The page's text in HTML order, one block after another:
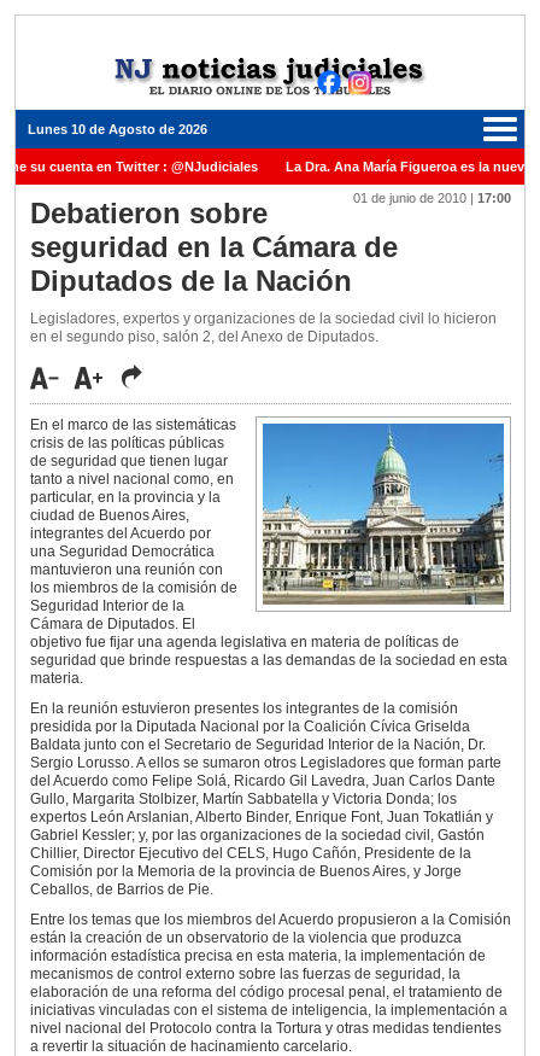
Lunes 10 de Agosto de 2026
su cuenta en Twitter : @NJudiciales La Dra. Ana María Figueroa es la nueva
Justicia de la Nación una medalla al Dr. Raul Zaffaroni en reconocimiento por su
Carles para cubrir vacante en la Corte Suprema de Justicia de la Nación
ante el Juez Daniel Rafecas
01 de junio de 2010 | 17:00
Debatieron sobre
seguridad en la Cámara de
Diputados de la Nación
Legisladores, expertos y organizaciones de la sociedad civil lo hicieron
en el segundo piso, salón 2, del Anexo de Diputados.
En el marco de las sistemáticas
crisis de las políticas públicas
de seguridad que tienen lugar
tanto a nivel nacional como, en
particular, en la provincia y la
ciudad de Buenos Aires,
integrantes del Acuerdo por
una Seguridad Democrática
mantuvieron una reunión con
los miembros de la comisión de
Seguridad Interior de la
Cámara de Diputados. El
objetivo fue fijar una agenda legislativa en materia de políticas de
seguridad que brinde respuestas a las demandas de la sociedad en esta
materia.
En la reunión estuvieron presentes los integrantes de la comisión
presidida por la Diputada Nacional por la Coalición Cívica Griselda
Baldata junto con el Secretario de Seguridad Interior de la Nación, Dr.
Sergio Lorusso. A ellos se sumaron otros Legisladores que forman parte
del Acuerdo como Felipe Solá, Ricardo Gil Lavedra, Juan Carlos Dante
Gullo, Margarita Stolbizer, Martín Sabbatella y Victoria Donda; los
expertos León Arslanian, Alberto Binder, Enrique Font, Juan Tokatlián y
Gabriel Kessler; y, por las organizaciones de la sociedad civil, Gastón
Chillier, Director Ejecutivo del CELS, Hugo Cañón, Presidente de la
Comisión por la Memoria de la provincia de Buenos Aires, y Jorge
Ceballos, de Barrios de Pie.
Entre los temas que los miembros del Acuerdo propusieron a la Comisión
están la creación de un observatorio de la violencia que produzca
información estadística precisa en esta materia, la implementación de
mecanismos de control externo sobre las fuerzas de seguridad, la
elaboración de una reforma del código procesal penal, el tratamiento de
iniciativas vinculadas con el sistema de inteligencia, la implementación a
nivel nacional del Protocolo contra la Tortura y otras medidas tendientes
a revertir la situación de hacinamiento carcelario.